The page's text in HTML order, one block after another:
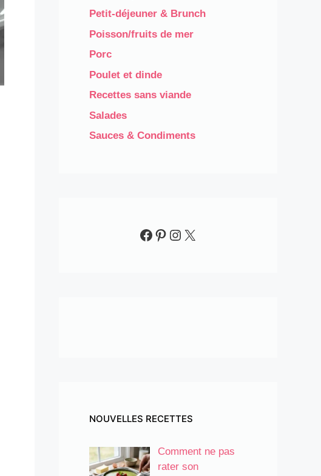
Petit-déjeuner & Brunch
Poisson/fruits de mer
Porc
Poulet et dinde
Recettes sans viande
Salades
Sauces & Condiments​
Facebook
Pinterest
Instagram
X
NOUVELLES RECETTES
Comment ne pas
rater son